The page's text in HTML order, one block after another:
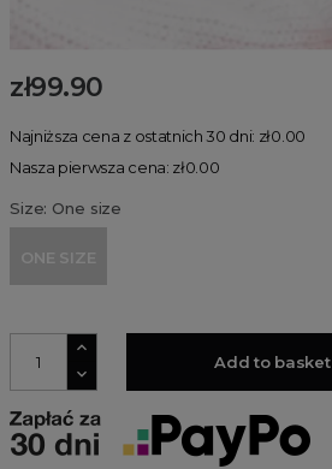
zł99.90
Najniższa cena z ostatnich 30 dni: zł0.00
Nasza pierwsza cena: zł0.00
Size: One size
ONE SIZE
Add to basket